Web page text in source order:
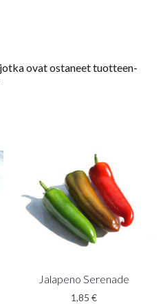
ovat ostaneet tuotteen-
Jalapeno Serenade
1,85 €